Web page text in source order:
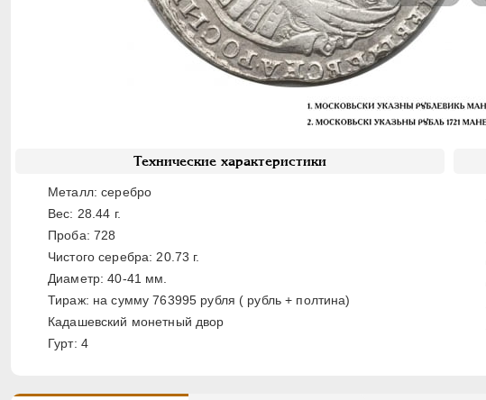
Технические характеристики
Металл: серебро
Вес: 28.44 г.
Проба: 728
Чистого серебра: 20.73 г.
Диаметр: 40-41 мм.
Тираж: на сумму 763995 рубля ( рубль + полтина)
Кадашевский монетный двор
Гурт: 4